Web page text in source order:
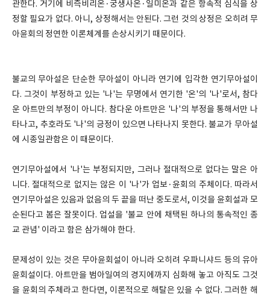
관한다. 거기에 비즉비리온·궁생사온·일미온과 같은 항속적 심식을 상
정할 필요가 없다. 아니, 상정해서는 안된다. 그런 것의 상정은 오히려 무
아윤회의 정연한 이론체계를 손상시키기 때문이다.
불교의 무아설은 단순한 무아설이 아니라 연기에 입각한 연기무아설이
다. 그것이 부정하고 있는 '나'는 무명에서 연기한 '온'의 '나'로서, 참다
운 아트만의 부정이 아니다. 참다운 아트만은 '나'의 부정을 통해서만 나
타나고, 추호라도 '나'의 긍정이 있으면 나타나지 못한다. 불교가 무아설
에 시종일관함은 이 때문이다.
연기무아설에서 '나'는 부정되지만, 그러나 절대적으로 없다는 말은 아
니다. 절대적으로 없지는 않은 이 '나'가 업보·윤회의 주체이다. 따라서
연기무아설은 있음과 없음의 두 끝을 떠난 중도로서, 이것을 윤회설과 모
순된다고 봄은 잘못이다. 업설을 '불교 안에 채택된 하나의 통속적인 종
교 관념' 이라고 함은 삼가해야 한다.
문제성이 있는 것은 무아윤회설이 아니라 오히려 우파니샤드 등의 유아
윤회설이다. 아트만을 범아일여의 경지에까지 심화해 놓고 아직도 그것
을 윤회의 주체라고 한다면, 이론적으로 해탈은 있을 수 없다. 그러한 해